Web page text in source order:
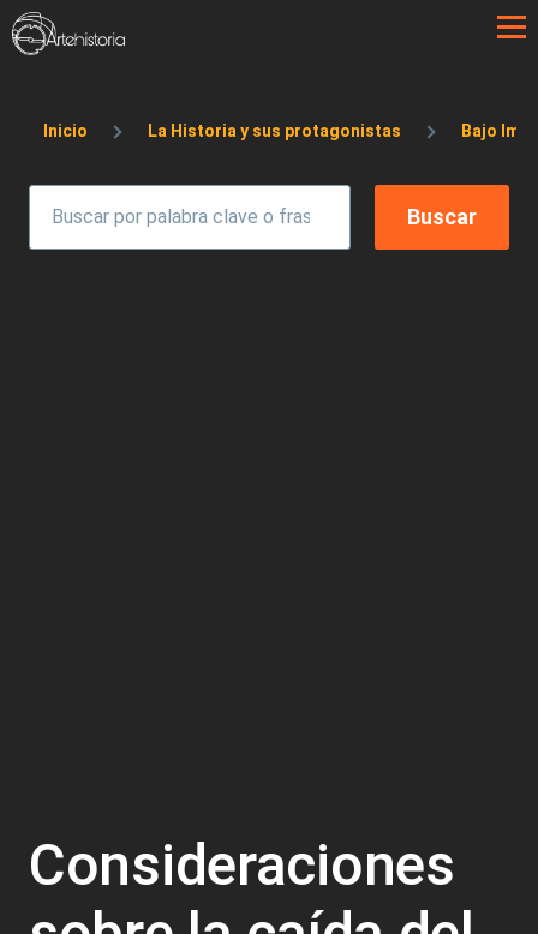
Pasar al contenido principal
Sobrescribir enlaces de ayuda a la
Inicio La Historia y sus protagonistas Bajo
Consideraciones